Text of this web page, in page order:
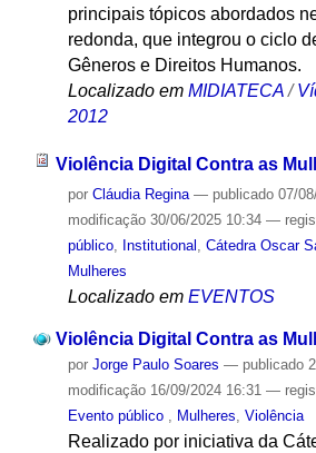
principais tópicos abordados
redonda, que integrou o ciclo
Gêneros e Direitos Humanos.
Localizado em MIDIATECA /
2012
Violência Digital Contra as
por Cláudia Regina — publicado07/
modificação30/06/2025 10:34 —
público, Institutional Cátedra Oscar
Mulheres
Localizado em EVENTOS
Violência Digital Contra as
por Jorge Paulo Soares — publicado
modificação16/09/2024 16:31 —
Evento público , Mulheres, Violência
Realizado por iniciativa da